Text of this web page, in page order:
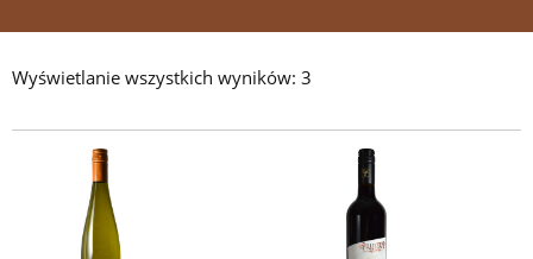
Wyświetlanie wszystkich wyników: 3